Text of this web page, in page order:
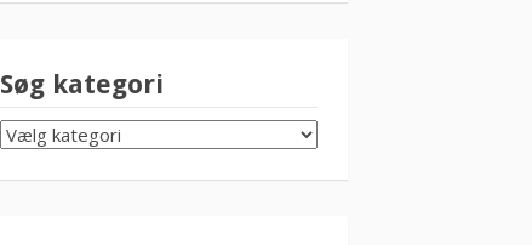
Søg kategori
SØG
KATEGORI